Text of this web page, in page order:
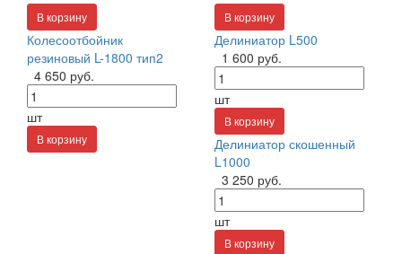
В корзину В корзину
Колесоотбойник
резиновый L-1800 тип2
4 650 руб.
шт
В корзину
Делиниатор L500
1 600 руб.
шт
В корзину
Делиниатор скошенный
L1000
3 250 руб.
шт
В корзину